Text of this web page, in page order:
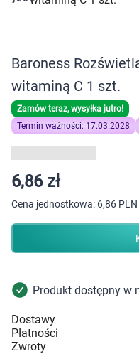
Zdrowie
Kobieta w ciąży i mama
Dziecko
Higiena
Kosmetyki
Mężczyzna
Zdrowy styl życia
Zabawki
Baroness
witaminą C 1 szt.
Zamów teraz, wysyłka jutro!
Termin ważności: 17.03.2028
6,86 zł
Cena jednostkowa: 6,86
Produkt dostępny w
Dostawy
Płatności
Zwroty